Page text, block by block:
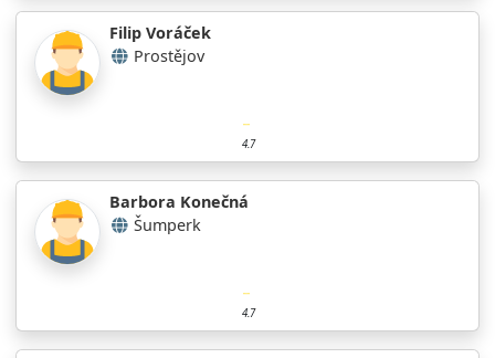
Filip Voráček
Prostějov
4.7
Barbora Konečná
Šumperk
4.7